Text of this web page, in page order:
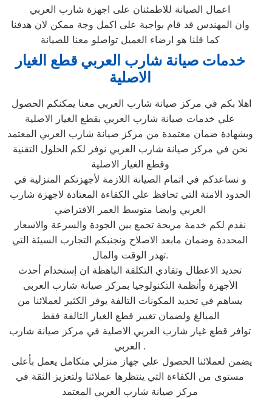
اعمال الصيانة للاطمئنان على اجهزة شارب العربي
وان المهندس قد قام بواجبة على اكمل وجة ممكن لان هدفنا
كما قلنا هو ارضاء العميل تواصلو معنا للصيانة
خدمات صيانة شارب العربي قطع الغيار
الاصلية
علي خدمات صيانة شارب العربي بقطع الغيار الاصلية
وبشهادة ضمان معتمدة من مركز صيانة شارب العربي المعتمد
نحن في مركز صيانة شارب العربي نوفر لكم الحلول التقنية
وقطع الغيار الاصلية
و نساعدكم في اتمام الصيانة اللازمة لأجهزتكم المنزلية في
الحدود الامنة التي تحافظ علي الكفاءة المعتادة لاجهزة شارب
العربي وايضا متوسط العمر الافتراضي
نقدم لكم خدمة مريحة تجمع بين الجودة والسرعة والاسعار
المحددة وضمان مابعد الاصلاح ونجنبكم التجارب السيئة التي
تهدر الوقت والمال.
تحديد الاعطال وتفادي التكلفة الباهظة ان إستخدام أحدث
الأجهزة وأنظمة التكنولوجيا بمركز صيانة شارب العربي
يساهم في تحديد المكونات التالفة يوفر الكثير لعملائنا من
المبالغ ولضمان تغيير قطع الغيار التالفة فقط
توافر قطع غيار شارب العربي الاصلية في مركز صيانة شارب
العربي .
مستوى من الكفاءة التي ينتظرها عملائنا ولتعزيز الثقة في
مركز صيانة شارب العربي المعتمد